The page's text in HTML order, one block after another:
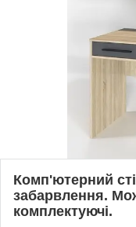
Комп'ютерний
забарвлення.
комплектуючі.